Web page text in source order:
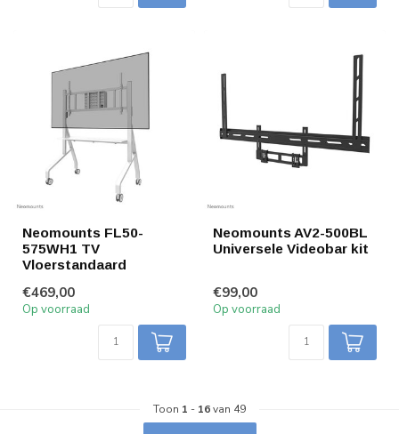
Neomounts FL50-
575WH1 TV
Vloerstandaard
€469,00
Op voorraad
Neomounts AV2-500BL
Universele Videobar kit
€99,00
Op voorraad
Toon 1 - 16van 49